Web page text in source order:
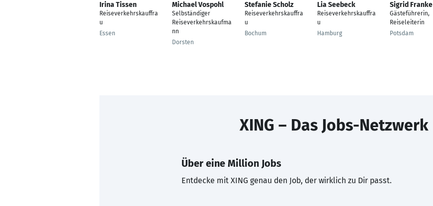
Irina Tissen
Reiseverkehrskauffra
u
Essen
Michael Vospohl
Selbständiger
Reiseverkehrskaufma
nn
Dorsten
Stefanie Scholz
Reiseverkehrskauffra
u
Bochum
Lia Seebeck
Reiseverkehrskauffra
u
Hamburg
Sigrid Franke
Gästeführerin,
Reiseleiterin
Potsdam
XING – Das Jobs-Netzwerk
Über eine Million Jobs
Entdecke mit XING genau den Job, der wirklich zu Dir passt.